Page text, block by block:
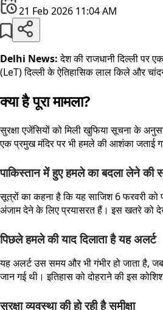
21 Feb 2026 11:04 AM
Delhi News:देश की राजधानी दिल्ली पर
(LeT) दिल्ली के ऐतिहासिक लाल किले और
क्या है पूरा मामला?
सुरक्षा एजेंसियों को मिली खुफिया सूचना के
एक प्रमुख मंदिर पर भी हमले की आशंका जताई
पाकिस्तान में हुए हमले का बदला लेने की
सूत्रों का कहना है कि यह साजिश 6 फरवरी को
अंजाम देने के लिए प्रयासरत हैं। इस खतरे को
पिछले हमले की याद दिलाता है यह अलर्ट
यह अलर्ट उस समय और भी गंभीर हो जाता है,
जान गई थी। इतिहास को दोहराने की इस
सुरक्षा व्यवस्था की हो रही है समीक्षा